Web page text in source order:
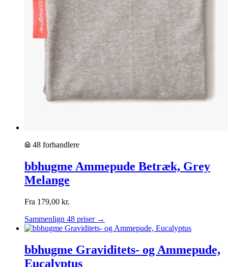
48 forhandlere
bbhugme Ammepude Betræk, Grey
Melange
Fra 179,00 kr.
Sammenlign 48 priser →
bbhugme Graviditets- og Ammepude,
Eucalyptus